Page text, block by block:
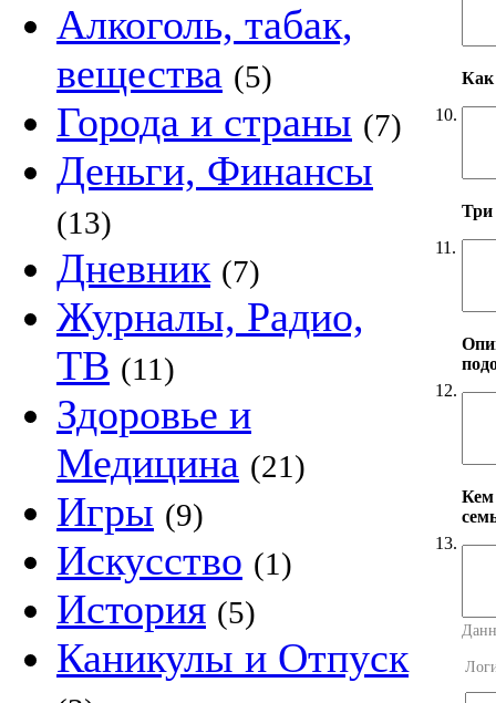
Алкоголь, табак,
вещества (5)
Города и страны (7)
Деньги, Финансы
(13)
Дневник (7)
Журналы, Радио,
ТВ (11)
Здоровье и
Медицина (21)
Игры (9)
Искусство (1)
История (5)
Каникулы и Отпуск
10.
Как
11.
Три
12.
13.
Кем